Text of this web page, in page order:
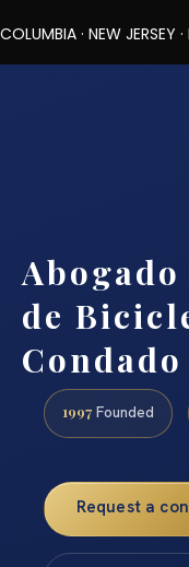
MARYLAND ·
COLUMBIA · NEW JERSEY
de
1997 Founded
Request a